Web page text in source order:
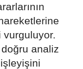
doğru analiz
işleyişini